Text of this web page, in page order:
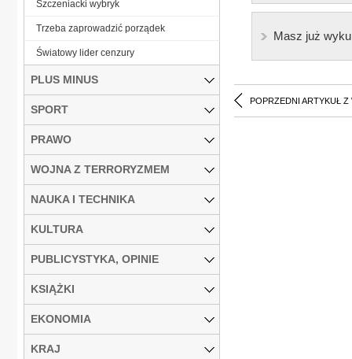
Masz już
POPRZEDNI ARTYKUŁ Z
Szczeniacki wybryk
Trzeba zaprowadzić porządek
Światowy lider cenzury
PLUS MINUS
SPORT
PRAWO
WOJNA Z TERRORYZMEM
NAUKA I TECHNIKA
KULTURA
PUBLICYSTYKA, OPINIE
KSIĄŻKI
EKONOMIA
KRAJ